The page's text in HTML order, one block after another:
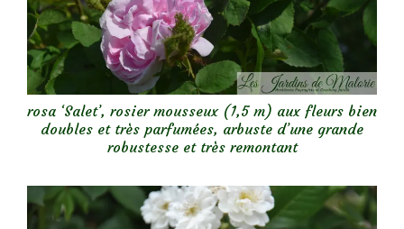
rosa ‘Salet’, rosier mousseux (1,5 m) aux fleurs bien
doubles et très parfumées, arbuste d’une grande
robustesse et très remontant